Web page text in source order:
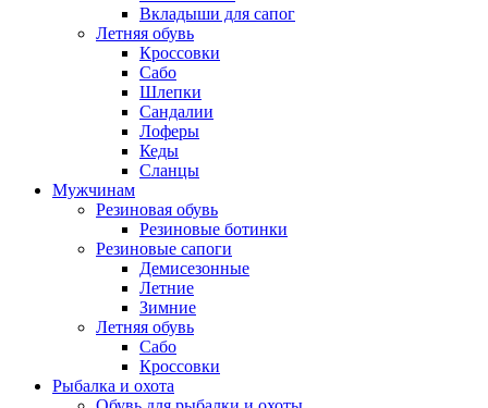
Вкладыши для сапог
Летняя обувь
Кроссовки
Сабо
Шлепки
Сандалии
Лоферы
Кеды
Сланцы
Мужчинам
Резиновая обувь
Резиновые ботинки
Резиновые сапоги
Демисезонные
Летние
Зимние
Летняя обувь
Сабо
Кроссовки
Рыбалка и охота